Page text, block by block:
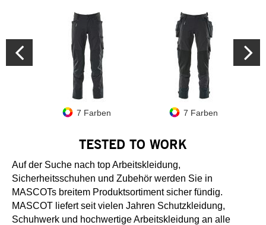
7 Farben 7 Farben
TESTED TO WORK
Auf der Suche nach top Arbeitskleidung,
Sicherheitsschuhen und Zubehör werden Sie in
MASCOTs breitem Produktsortiment sicher fündig.
MASCOT liefert seit vielen Jahren Schutzkleidung,
Schuhwerk und hochwertige Arbeitskleidung an alle